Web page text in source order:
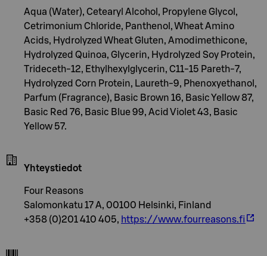
Aqua (Water), Cetearyl Alcohol, Propylene Glycol,
Cetrimonium Chloride, Panthenol, Wheat Amino
Acids, Hydrolyzed Wheat Gluten, Amodimethicone,
Hydrolyzed Quinoa, Glycerin, Hydrolyzed Soy Protein,
Trideceth-12, Ethylhexylglycerin, C11-15 Pareth-7,
Hydrolyzed Corn Protein, Laureth-9, Phenoxyethanol,
Parfum (Fragrance), Basic Brown 16, Basic Yellow 87,
Basic Red 76, Basic Blue 99, Acid Violet 43, Basic
Yellow 57.
Yhteystiedot
Four Reasons
Salomonkatu 17 A, 00100 Helsinki, Finland
+358 (0)201 410 405, https://www.fourreasons.fi